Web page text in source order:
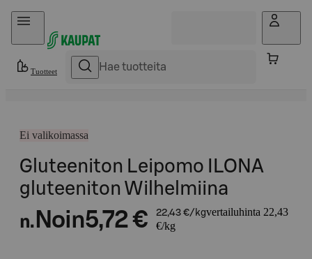
Hyppää sisältöön
Tuotteet
Ei valikoimassa
Gluteeniton Leipomo ILONA
gluteeniton Wilhelmiina
n. Noin5,72 € 22,43 €/kgvertailuhinta 22,43
€/kg